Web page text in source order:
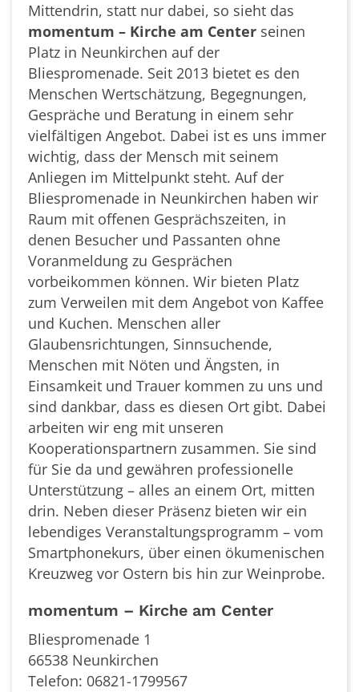
Mittendrin, statt nur dabei, so sieht das
momentum – Kirche am Center seinen
Platz in Neunkirchen auf der
Bliespromenade. Seit 2013 bietet es den
Menschen Wertschätzung, Begegnungen,
Gespräche und Beratung in einem sehr
vielfältigen Angebot. Dabei ist es uns immer
wichtig, dass der Mensch mit seinem
Anliegen im Mittelpunkt steht. Auf der
Bliespromenade in Neunkirchen haben wir
Raum mit offenen Gesprächszeiten, in
denen Besucher und Passanten ohne
Voranmeldung zu Gesprächen
vorbeikommen können. Wir bieten Platz
zum Verweilen mit dem Angebot von Kaffee
und Kuchen. Menschen aller
Glaubensrichtungen, Sinnsuchende,
Menschen mit Nöten und Ängsten, in
Einsamkeit und Trauer kommen zu uns und
sind dankbar, dass es diesen Ort gibt. Dabei
arbeiten wir eng mit unseren
Kooperationspartnern zusammen. Sie sind
für Sie da und gewähren professionelle
Unterstützung – alles an einem Ort, mitten
drin. Neben dieser Präsenz bieten wir ein
lebendiges Veranstaltungsprogramm – vom
Smartphonekurs, über einen ökumenischen
Kreuzweg vor Ostern bis hin zur Weinprobe.
momentum – Kirche am Center
Bliespromenade 1
66538 Neunkirchen
Telefon: 06821-1799567